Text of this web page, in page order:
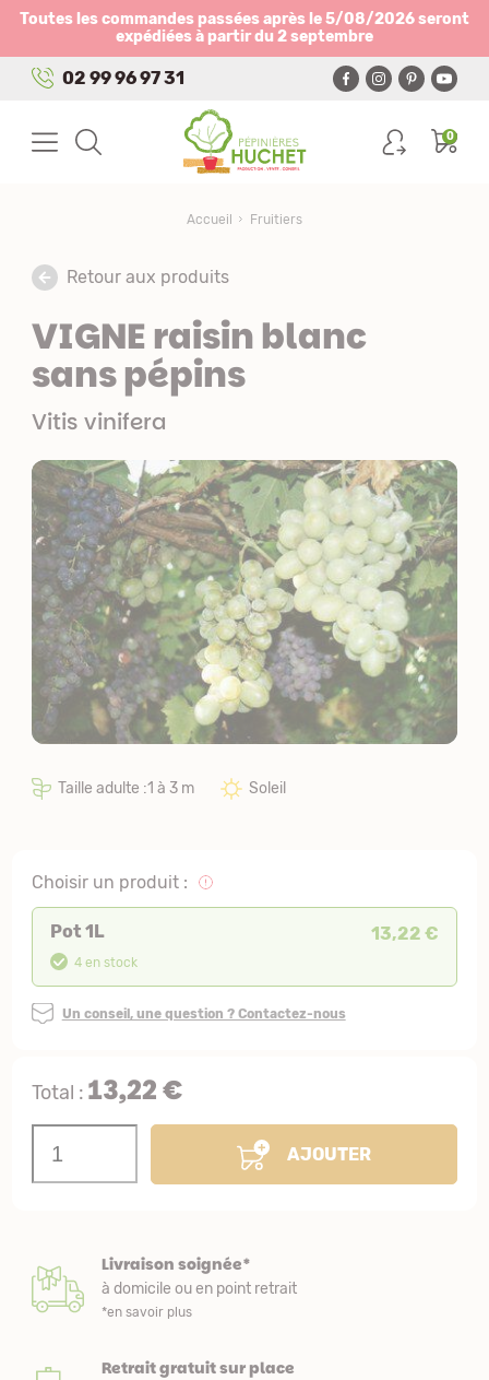
Toutes les commandes passées après le 5/08/2026 seront
expédiées à partir du 2 septembre
02 99 96 97 31
0
Accueil Fruitiers
Retour aux produits
VIGNE raisin blanc
sans pépins
Vitis vinifera
Taille adulte :1 à 3 m Soleil
Choisir un produit :
Pot 1L 13,22 €
4 en stock
Un conseil, une question ? Contactez-nous
Total : 13,22 €
AJOUTER
Livraison soignée*
à domicile ou en point retrait
*en savoir plus
Retrait gratuit sur place
Panneau de gestion des cookies